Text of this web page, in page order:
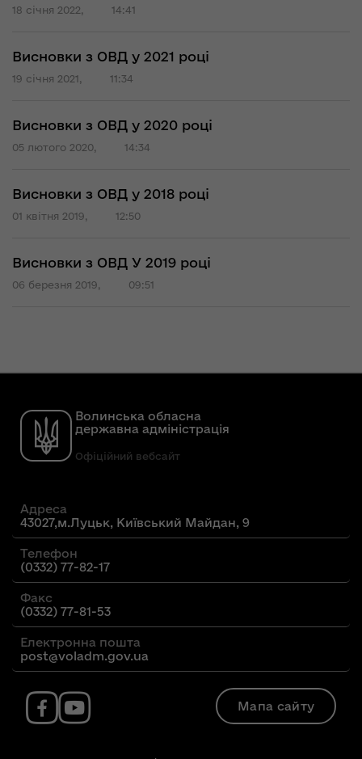
18 січня 2022, 14:41
Висновки з ОВД у 2021 році
19 січня 2021, 11:34
Висновки з ОВД у 2020 році
05 лютого 2020, 14:34
Висновки з ОВД у 2018 році
01 квітня 2019, 12:50
Висновки з ОВД У 2019 році
06 березня 2019, 09:51
Волинська обласна
державна адміністрація
Офіційний вебсайт
Адреса
43027,м.Луцьк, Київський Майдан, 9
Телефон
(0332) 77-82-17
Факс
(0332) 77-81-53
Електронна пошта
post@voladm.gov.ua
Мапа сайту